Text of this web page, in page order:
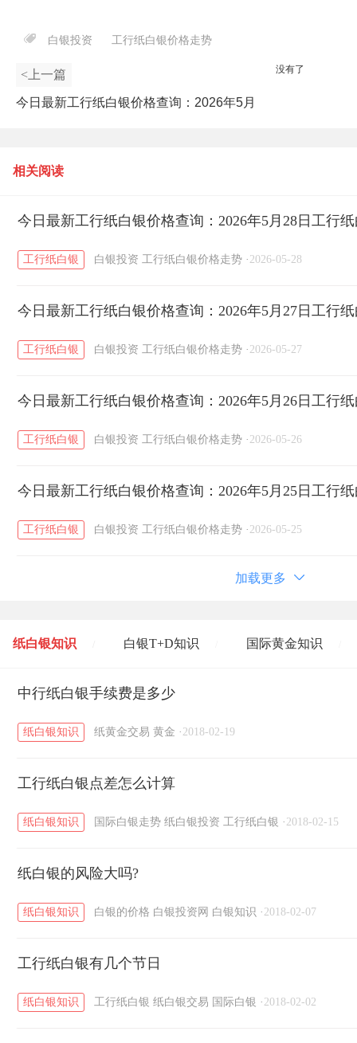
白银投资 工行纸白银价格走势
<上一篇
今日最新工行纸白银价格查询：2026年5月
没有了
相关阅读
今日最新工行纸白银价格查询：2026年5月28日工行
工行纸白银 白银投资 工行纸白银价格走势 · 2026-05-28
今日最新工行纸白银价格查询：2026年5月27日工行
工行纸白银 白银投资 工行纸白银价格走势 · 2026-05-27
今日最新工行纸白银价格查询：2026年5月26日工行
工行纸白银 白银投资 工行纸白银价格走势 · 2026-05-26
今日最新工行纸白银价格查询：2026年5月25日工行
工行纸白银 白银投资 工行纸白银价格走势 · 2026-05-25
加载更多
纸白银知识 白银T+D知识 国际黄金知识
黄金T+D知识 / 粤贵银知识
中行纸白银手续费是多少
纸白银知识 纸黄金交易 黄金 · 2018-02-19
工行纸白银点差怎么计算
纸白银知识 国际白银走势 纸白银投资 工行纸白银 · 2018-02-15
纸白银的风险大吗?
纸白银知识 白银的价格 白银投资网 白银知识 · 2018-02-07
工行纸白银有几个节日
纸白银知识 工行纸白银 纸白银交易 国际白银 · 2018-02-02